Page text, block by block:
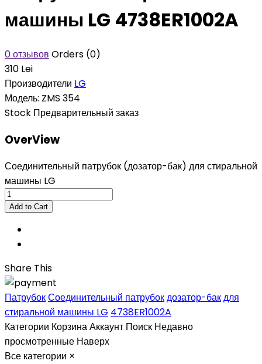
машины LG 4738ER1002A
0 отзывов Orders (0)
310 Lei
Производители LG
Модель: ZMS 354
Stock Предварительный заказ
OverView
Соединительный патрубок (дозатор-бак) для стиральной
машины LG
Share This
ПатрубокСоединительный патрубокдозатор-бакдля
стиральной машины LG 4738ER1002A
Категории КорзинаАккаунт Поиск Недавно
просмотренные Наверх
Все категории ×